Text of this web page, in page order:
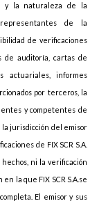
y la naturaleza de la
de la
de verificaciones
de auditoría, cartas de
actuariales, informes
por terceros, la
y competentes de
jurisdicción del emisor
de FIX SCR S.A.
ni la verificación
la que FIX SCR S.A.se
El emisor y sus